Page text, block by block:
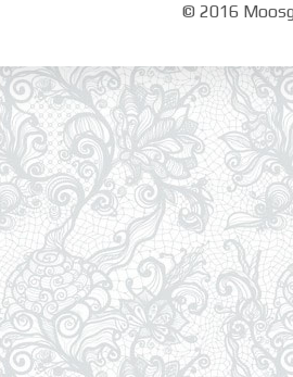
© 2016